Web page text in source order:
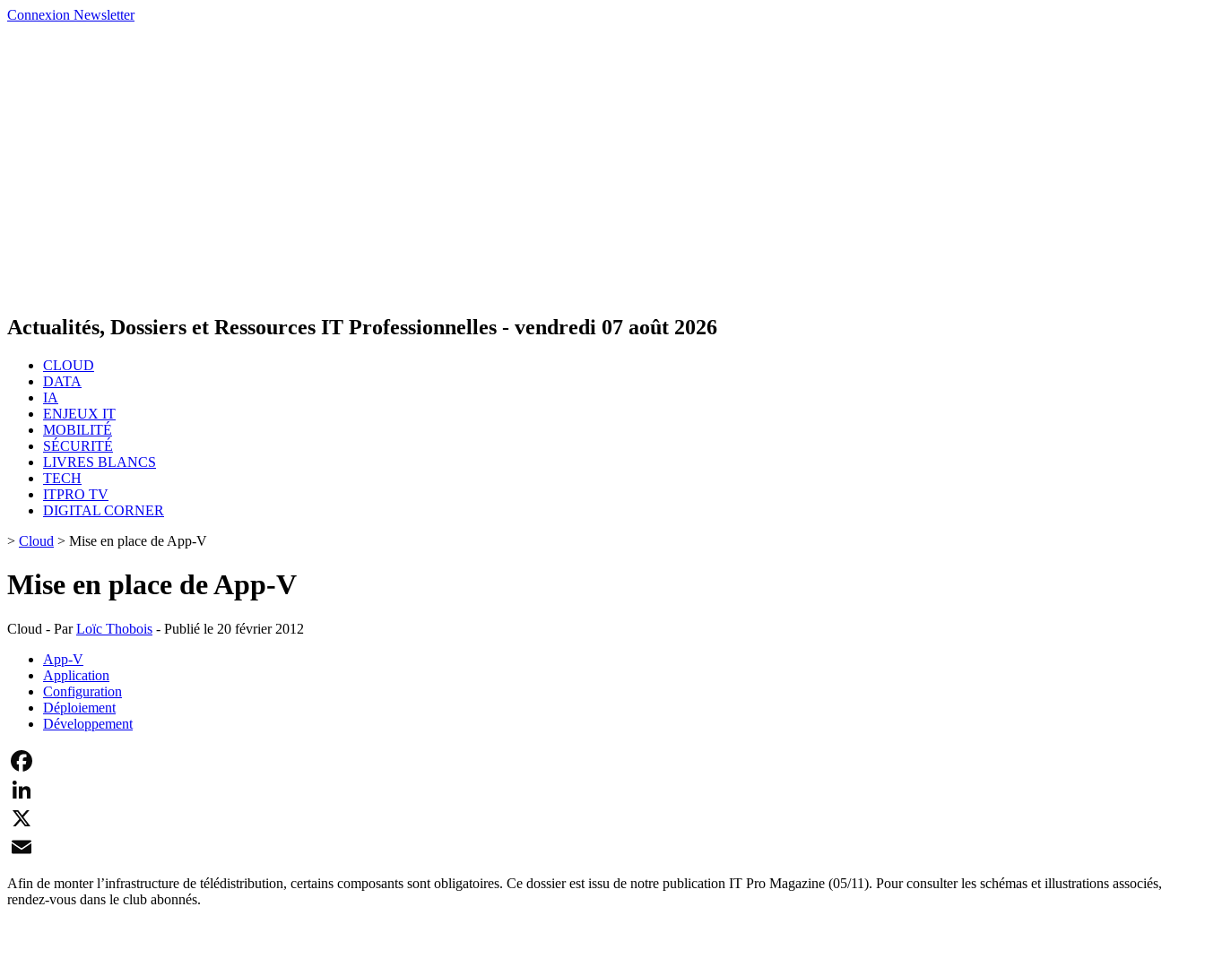
Connexion Newsletter
Actualités, Dossiers et Ressources IT Professionnelles - vendredi 07 août 2026
CLOUD
DATA
IA
ENJEUX IT
MOBILITÉ
SÉCURITÉ
LIVRES BLANCS
TECH
ITPRO TV
DIGITAL CORNER
> Cloud > Mise en place de App-V
Mise en place de App-V
Cloud - ParLoïc Thobois - Publié le 20 février 2012
App-V
Application
Configuration
Déploiement
Développement
Facebook
LinkedIn
X
Email
Afin de monter l’infrastructure de télédistribution, certains composants sont obligatoires. Ce dossier est issu de notre publication IT Pro Magazine (05/11). Pour consulter les schémas et illustrations associés,
rendez-vous dans le club abonnés.